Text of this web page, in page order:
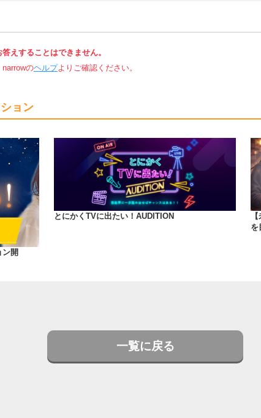
えすることはできません。
のヘルプよりご確認ください。
ョン
開
とにかくTVに出たい！AUDITION
を
一覧に戻る